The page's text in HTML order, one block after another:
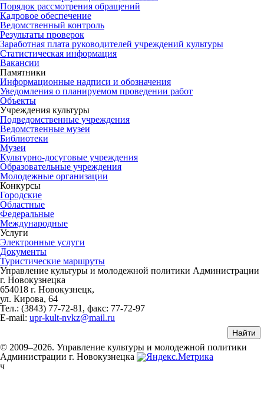
Порядок рассмотрения обращений
Кадровое обеспечение
Ведомственный контроль
Результаты проверок
Заработная плата руководителей учреждений культуры
Статистическая информация
Вакансии
Памятники
Информационные надписи и обозначения
Уведомления о планируемом проведении работ
Объекты
Учреждения культуры
Подведомственные учреждения
Ведомственные музеи
Библиотеки
Музеи
Культурно-досуговые учреждения
Образовательные учреждения
Молодежные организации
Конкурсы
Городские
Областные
Федеральные
Международные
Услуги
Электронные услуги
Документы
Туристические маршруты
Управление культуры и молодежной политики Администрации
г. Новокузнецка
654018 г. Новокузнецк,
ул. Кирова, 64
Тел.: (3843) 77-72-81 , факс: 77-72-97
E-mail: upr-kult-nvkz@mail.ru
© 2009–2026. Управление культуры и молодежной политики
Администрации г. Новокузнецка
ч